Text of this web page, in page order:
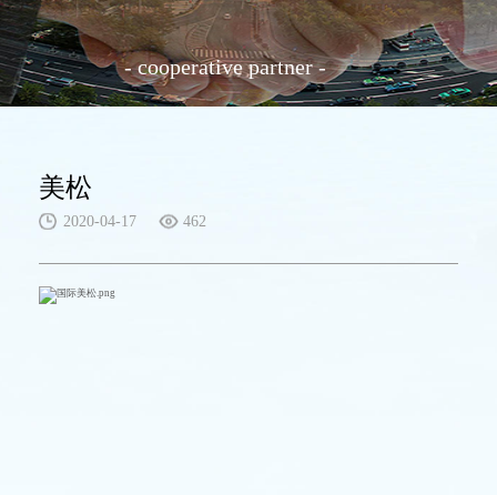
- cooperative partner -
美松
2020-04-17 462